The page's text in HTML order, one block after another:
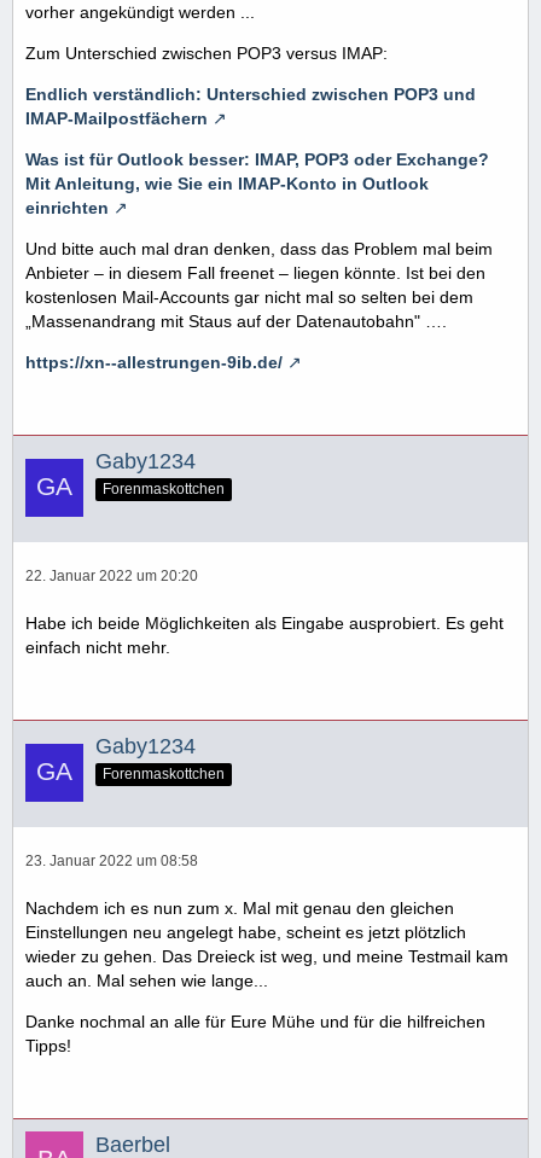
vorher angekündigt werden ...
Zum Unterschied zwischen POP3 versus IMAP:
Endlich verständlich: Unterschied zwischen POP3 und
IMAP-Mailpostfächern
Was ist für Outlook besser: IMAP, POP3 oder Exchange?
Mit Anleitung, wie Sie ein IMAP-Konto in Outlook
einrichten
Und bitte auch mal dran denken, dass das Problem mal beim
Anbieter – in diesem Fall freenet – liegen könnte. Ist bei den
kostenlosen Mail-Accounts gar nicht mal so selten bei dem
„Massenandrang mit Staus auf der Datenautobahn" ….
https://xn--allestrungen-9ib.de/
Gaby1234
Forenmaskottchen
22. Januar 2022 um 20:20
Habe ich beide Möglichkeiten als Eingabe ausprobiert. Es geht
einfach nicht mehr.
Gaby1234
Forenmaskottchen
23. Januar 2022 um 08:58
Nachdem ich es nun zum x. Mal mit genau den gleichen
Einstellungen neu angelegt habe, scheint es jetzt plötzlich
wieder zu gehen. Das Dreieck ist weg, und meine Testmail kam
auch an. Mal sehen wie lange...
Danke nochmal an alle für Eure Mühe und für die hilfreichen
Tipps!
Baerbel